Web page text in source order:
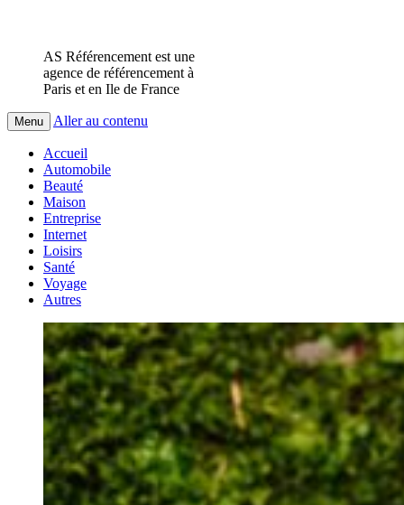
AS Référencement est une
agence de référencement à
Paris et en Ile de France
Menu Aller au contenu
Accueil
Automobile
Beauté
Maison
Entreprise
Internet
Loisirs
Santé
Voyage
Autres